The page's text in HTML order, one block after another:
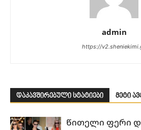
admin
https://
დაკავშირებული სტატიები მეტი
Წითელი ფერი